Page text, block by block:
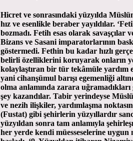
Hicret ve sonrasındaki yüzyılda
hız ve esenlikle beraber yayıldılar.
bozmadı. Fetih esas olarak savaşçılar
Bizans ve Sasani imparatorlarının
göstermedi. Fethin bu kadar hızlı
belirli özelliklerini koruyarak onların
kolaylaştıran bir tür tekâmüle yardım
yani cihanşümul barışı egemenliği
olma anlamında zarara
şey kazandılar. Tabir yerindeyse
ve nezih ilişkiler, yardımlaşma
(Fustat) gibi şehirlerin yüzyıllardır
yüzyıldan sonra tam anlamıyla
her yerde kendi müesseselerine